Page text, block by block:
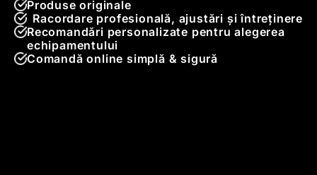
Produse originale
Racordare profesională, ajustări și întreținere
Recomandări personalizate pentru alegerea
echipamentului
Comandă online simplă & sigură